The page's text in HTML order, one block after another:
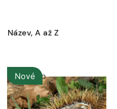
Název, A až Z
Nové
Vyprodáno